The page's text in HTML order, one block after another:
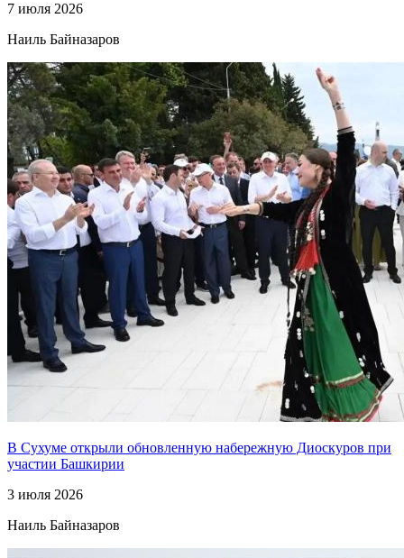
7 июля 2026
Наиль Байназаров
В Сухуме открыли обновленную набережную Диоскуров при
участии Башкирии
3 июля 2026
Наиль Байназаров